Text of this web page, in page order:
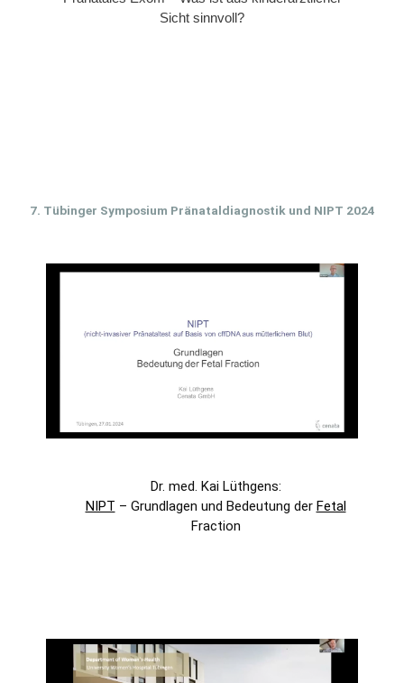
Sicht sinnvoll?
7. Tübinger Symposium Pränataldiagnostik und NIPT 2024
Dr. med. Kai Lüthgens:
NIPT – Grundlagen und Bedeutung der Fetal
Fraction